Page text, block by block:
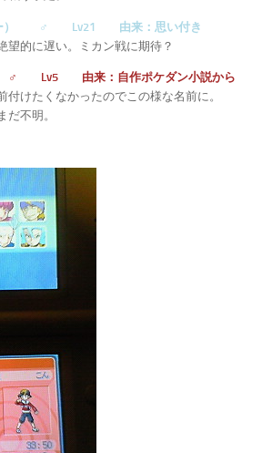
オー） ♂ Lv21 由来：思い付き
望的に遅い。ミカン戦に期待？
♂ Lv5 由来：自作ポケダン小説から
付けたくなかったのでこの様な名前に。
だ不明。